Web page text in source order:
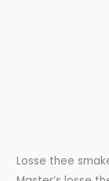
Losse thee